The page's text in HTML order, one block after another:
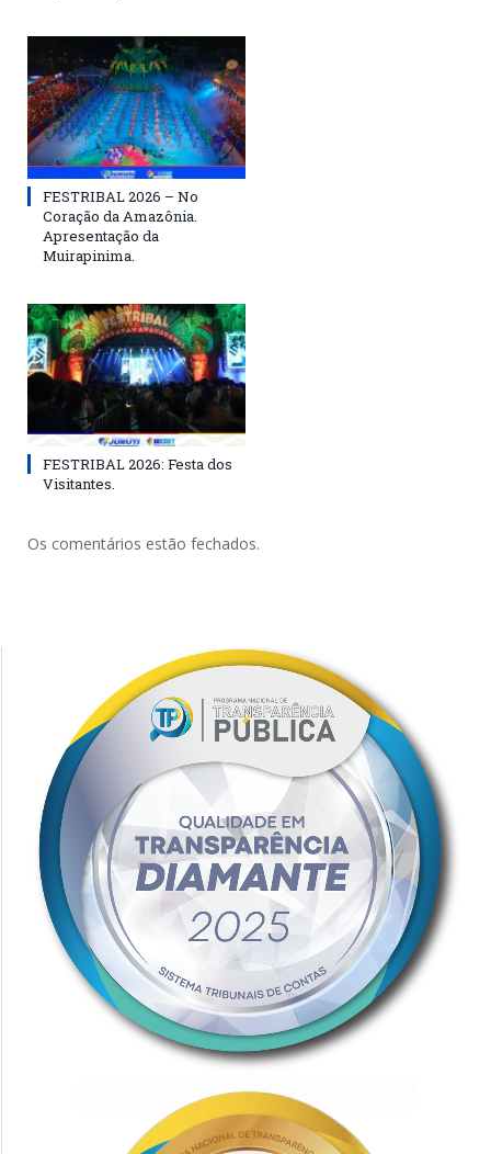
FESTRIBAL 2026 – No
Coração da Amazônia.
Apresentação da
Muirapinima.
FESTRIBAL 2026: Festa dos
Visitantes.
Os comentários estão fechados.